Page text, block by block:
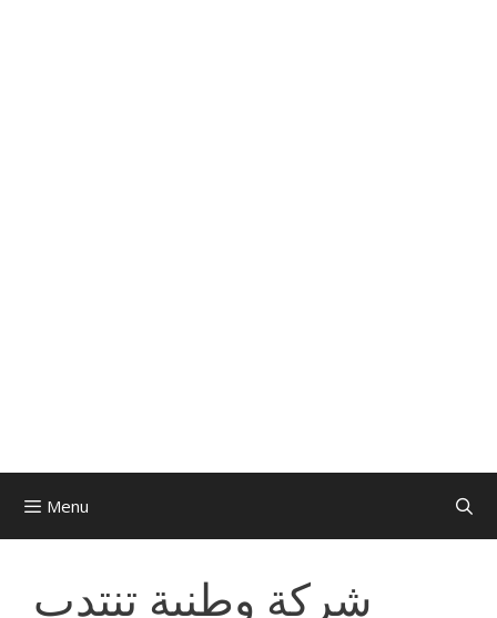
Menu
شركة وطنية تنتدب